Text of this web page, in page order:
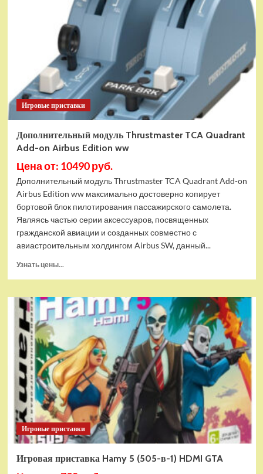
Игровые приставки
Дополнительный модуль Thrustmaster TCA Quadrant
Add-on Airbus Edition ww
Цена от: 10490 руб.
Дополнительный модуль Thrustmaster TCA Quadrant Add-on
Airbus Edition ww максимально достоверно копирует
бортовой блок пилотирования пассажирского самолета.
Являясь частью серии аксессуаров, посвященных
гражданской авиации и созданных совместно с
авиастроительным холдингом Airbus SW, данный...
Узнать цены...
Дополнительный
модуль
Thrustmaster
Quadrant
Add-
on
Airbus
Edition
ww
Игровые приставки
Игровая приставка Hamy 5 (505-в-1) HDMI GTA